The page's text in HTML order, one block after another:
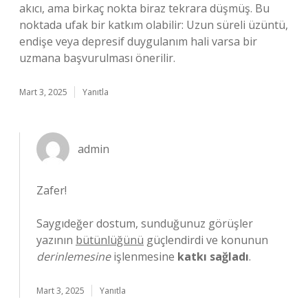
akıcı, ama birkaç nokta biraz tekrara düşmüş. Bu
noktada ufak bir katkım olabilir: Uzun süreli üzüntü,
endişe veya depresif duygulanım hali varsa bir
uzmana başvurulması önerilir.
Mart 3, 2025 Yanıtla
admin
Zafer!
Saygıdeğer dostum, sunduğunuz görüşler
yazının bütünlüğünü güçlendirdi ve konunun
derinlemesineişlenmesine katkı sağladı.
Mart 3, 2025 Yanıtla